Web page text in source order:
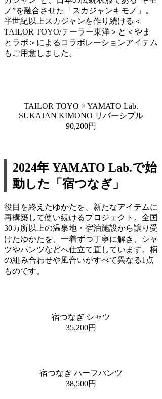
ノ”を融合させた「スカジャンキモノ」。
半世紀以上スカジャンを作り続ける＜
TAILOR TOYO/テーラー東洋＞と＜やま
とラボ＞によるコラボレーションアイテム
もご用意しました。
TAILOR TOYO × YAMATO Lab.
SUKAJAN KIMONO リバーシブル
90,200円
2024年 YAMATO Lab.で始
動した「宿つなぎ」
役目を終えたゆかたを、新たなアイテムに
再構築して使い続けるプロジェクト。全国
30カ所以上の温泉地・宿泊施設から譲り受
けたゆかたを、一着ずつ丁寧に解き、シャ
ツやパンツなどへ仕立て直しています。柄
の組み合わせや風合いがすべて異なる1点
ものです。
宿つなぎ シャツ
35,200円
宿つなぎ ハーフパンツ
38,500円